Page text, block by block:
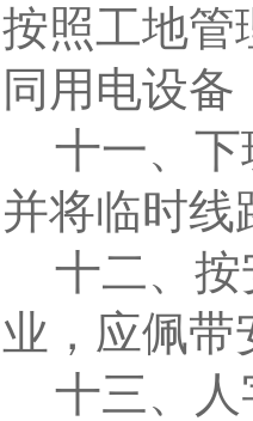
按照工地管
同用电设
十一、下
并将临时线
十二、按
业，应佩带
十三、人